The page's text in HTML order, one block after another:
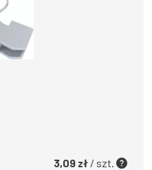
3,09 zł / szt.